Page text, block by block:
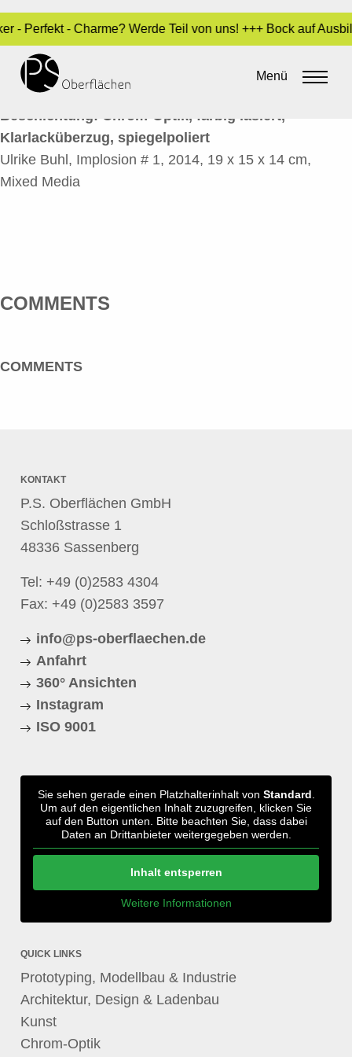
Perfekt - Charme? Werde Teil von uns! +++ Bock auf
Menü
IMPLOSION # 1
admin•10. Juni 2016
Beschichtung: Chrom-Optik, farbig lasiert,
Klarlacküberzug, spiegelpoliert
Ulrike Buhl, Implosion # 1, 2014, 19 x 15 x 14 cm,
Mixed Media
COMMENTS
COMMENTS
KONTAKT
P.S. Oberflächen GmbH
Schloßstrasse 1
48336 Sassenberg
Tel: +49 (0)2583 4304
Fax: +49 (0)2583 3597
info@ps-oberflaechen.de
Anfahrt
360° Ansichten
Instagram
ISO 9001
Sie sehen gerade einen Platzhalterinhalt von Standard
Um auf den eigentlichen Inhalt zuzugreifen, klicken Sie
auf den Button unten. Bitte beachten Sie, dass dabei
Daten an Drittanbieter weitergegeben werden.
Inhalt entsperren
Weitere Informationen
QUICK LINKS
Prototyping, Modellbau & Industrie
Architektur, Design & Ladenbau
Kunst
Chrom-Optik